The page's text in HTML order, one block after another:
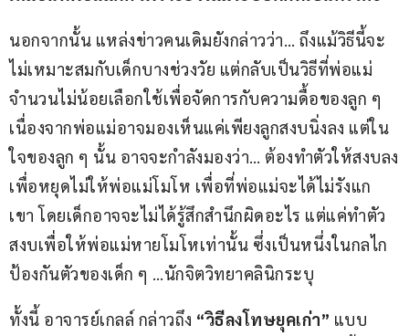
นอกจากนั้น แหล่งข่าวคนเดิมยังกล่าวว่า… ถึงแม้วิธีนี้จะ
ไม่เหมาะสมกับเด็กบางช่วงวัย แต่กลับเป็นวิธีที่พ่อแม่
จำนวนไม่น้อยเลือกใช้เพื่อจัดการกับความดื้อของลูก ๆ
เนื่องจากพ่อแม่อาจมองเห็นแค่เพียงลูกสงบนิ่งลง แต่ใน
ใจของลูก ๆ นั้น อาจจะกำลังมองว่า… ต้องทำตัวให้สงบลง
เพื่อหยุดไม่ให้พ่อแม่โมโห เพื่อที่พ่อแม่จะได้ไม่รังแก
เขา โดยเด็กอาจจะไม่ได้รู้สึกสำนึกผิดอะไร แต่แค่ทำตัว
สงบเพื่อให้พ่อแม่หายโมโหเท่านั้น ซึ่งเป็นหนึ่งในกลไก
ป้องกันตัวของเด็ก ๆ …นักจิตวิทยาคลินิกระบุ
ทั้งนี้ อาจารย์เกลล์ กล่าวถึง “วิธีลงโทษยุคเก่า” แบบ